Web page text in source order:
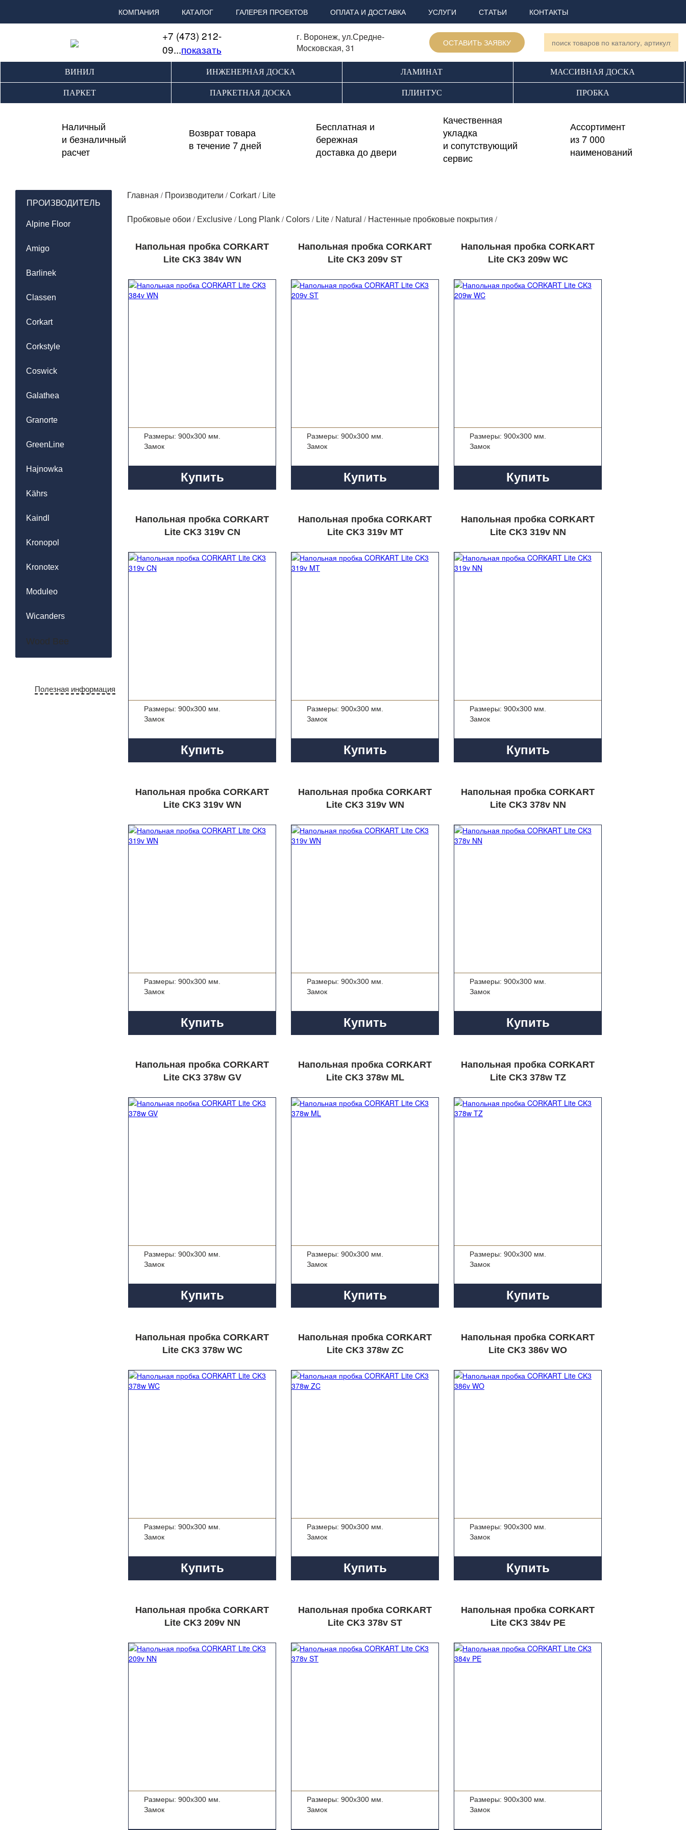
КОМПАНИЯ КАТАЛОГ ГАЛЕРЕЯ ПРОЕКТОВ ОПЛАТА И ДОСТАВКА УСЛУГИ СТАТЬИ КОНТАКТЫ
+7 (473) 212-
09...показать
г. Воронеж, ул.Средне-
Московская, 31
ОСТАВИТЬ ЗАЯВКУ
ВИНИЛ ИНЖЕНЕРНАЯ ДОСКА ЛАМИНАТ МАССИВНАЯ ДОСКА
ПАРКЕТ ПАРКЕТНАЯ ДОСКА ПЛИНТУС ПРОБКА
Наличный
и безналичный
расчет
Возврат товара
в течение 7 дней
Бесплатная и
бережная
доставка до двери
Качественная
укладка
и сопутствующий
сервис
Ассортимент
из 7 000
наименований
ПРОИЗВОДИТЕЛЬ
Alpine Floor
Amigo
Barlinek
Classen
Corkart
Corkstyle
Coswick
Galathea
Granorte
GreenLine
Hajnowka
Kährs
Kaindl
Kronopol
Kronotex
Moduleo
Wicanders
Wood Bee
Полезная информация
Главная / Производители / Corkart/ Lite
Пробковые обои / Exclusive / Long Plank / Colors / Lite / Natural / Настенные пробковые покрытия /
Напольная пробка CORKART
Lite CK3 384v WN
Размеры: 900x300 мм.
Замок
Купить
Напольная пробка CORKART
Lite CK3 209v ST
Размеры: 900x300 мм.
Замок
Купить
Напольная пробка CORKART
Lite CK3 209w WC
Размеры: 900x300 мм.
Замок
Купить
Напольная пробка CORKART
Lite CK3 319v CN
Размеры: 900x300 мм.
Замок
Купить
Напольная пробка CORKART
Lite CK3 319v MT
Размеры: 900x300 мм.
Замок
Купить
Напольная пробка CORKART
Lite CK3 319v NN
Размеры: 900x300 мм.
Замок
Купить
Напольная пробка CORKART
Lite CK3 319v WN
Размеры: 900x300 мм.
Замок
Купить
Напольная пробка CORKART
Lite CK3 319v WN
Размеры: 900x300 мм.
Замок
Купить
Напольная пробка CORKART
Lite CK3 378v NN
Размеры: 900x300 мм.
Замок
Купить
Напольная пробка CORKART
Lite CK3 378w GV
Размеры: 900x300 мм.
Замок
Купить
Напольная пробка CORKART
Lite CK3 378w ML
Размеры: 900x300 мм.
Замок
Купить
Напольная пробка CORKART
Lite CK3 378w TZ
Размеры: 900x300 мм.
Замок
Купить
Напольная пробка CORKART
Lite CK3 378w WC
Размеры: 900x300 мм.
Замок
Купить
Напольная пробка CORKART
Lite CK3 378w ZC
Размеры: 900x300 мм.
Замок
Купить
Напольная пробка CORKART
Lite CK3 386v WO
Размеры: 900x300 мм.
Замок
Купить
Напольная пробка CORKART
Lite CK3 209v NN
Размеры: 900x300 мм.
Замок
Напольная пробка CORKART
Lite CK3 378v ST
Размеры: 900x300 мм.
Замок
Напольная пробка CORKART
Lite CK3 384v PE
Размеры: 900x300 мм.
Замок